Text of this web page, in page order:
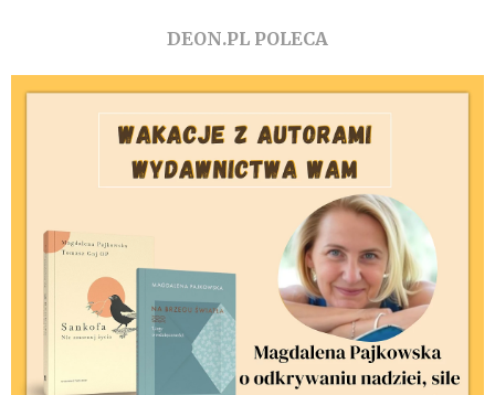
DEON.PL POLECA